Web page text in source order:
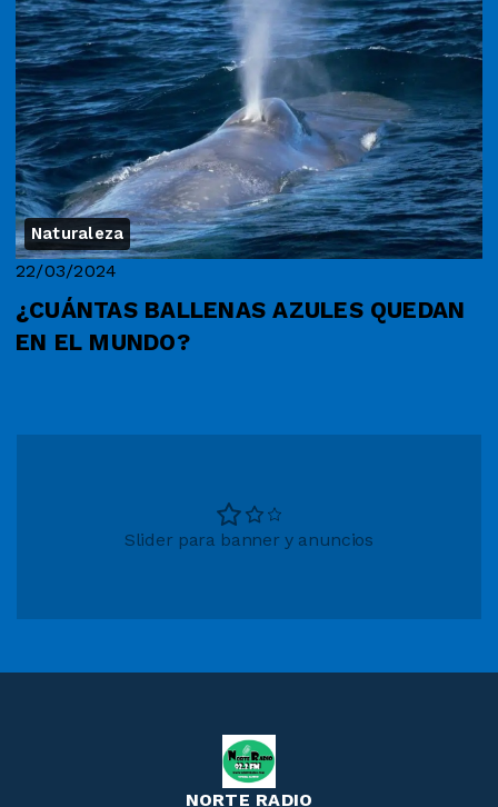
Naturaleza
22/03/2024
¿CUÁNTAS BALLENAS AZULES QUEDAN
EN EL MUNDO?
Slider para banner y anuncios
NORTE RADIO